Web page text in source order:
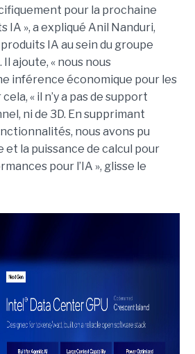
pour la prochaine
IA », a expliqué Anil Nanduri,
IA au sein du groupe
ajoute, « nous nous
inférence économique pour les
« il n’y a pas de support
ni de 3D. En supprimant
nous avons pu
la puissance de calcul pour
pour l’IA », glisse le